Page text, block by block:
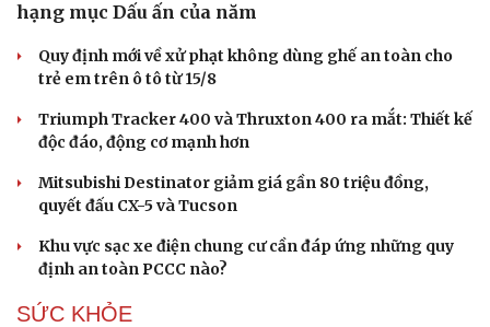
Sân khấu - Điện ảnh
Văn học
Âm nhạc
Giải trí
hạng mục Dấu ấn của năm
Quy định mới về xử phạt không dùng ghế an toàn cho
trẻ em trên ô tô từ 15/8
Triumph Tracker 400 và Thruxton 400 ra mắt: Thiết kế
độc đáo, động cơ mạnh hơn
Mitsubishi Destinator giảm giá gần 80 triệu đồng,
quyết đấu CX-5 và Tucson
Khu vực sạc xe điện chung cư cần đáp ứng những quy
định an toàn PCCC nào?
SỨC KHỎE